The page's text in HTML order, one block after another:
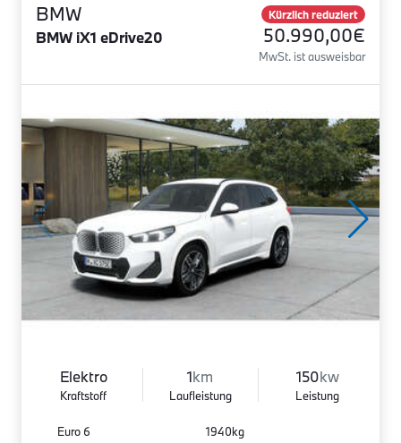
BMW
BMW iX1 eDrive20
Kürzlich reduziert
50.990,00€
MwSt. ist ausweisbar
Elektro
Kraftstoff
1km
Laufleistung
150kw
Leistung
Euro 6
1940kg